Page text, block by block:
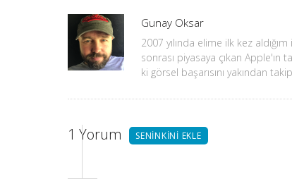
Yazar
Gunay Oksar
2007 yılında elime ilk kez
sonrası piyasaya çıkan Apple'ın
ki görsel başarısını yakından
1 Yorum SENINKINI EKLE